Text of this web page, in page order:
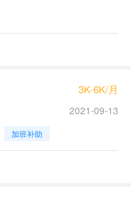
3K-6K/月
2021-09-13
加班补助